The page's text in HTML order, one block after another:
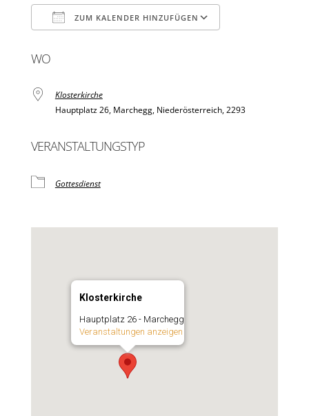
ZUM KALENDER HINZUFÜGEN
WO
Klosterkirche
Hauptplatz 26, Marchegg, Niederösterreich, 2293
VERANSTALTUNGSTYP
Gottesdienst
Klosterkirche
Hauptplatz 26 - Marchegg
Veranstaltungen anzeigen